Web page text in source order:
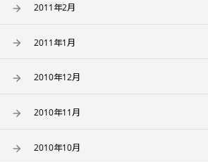
2011年2月
2011年1月
2010年12月
2010年11月
2010年10月